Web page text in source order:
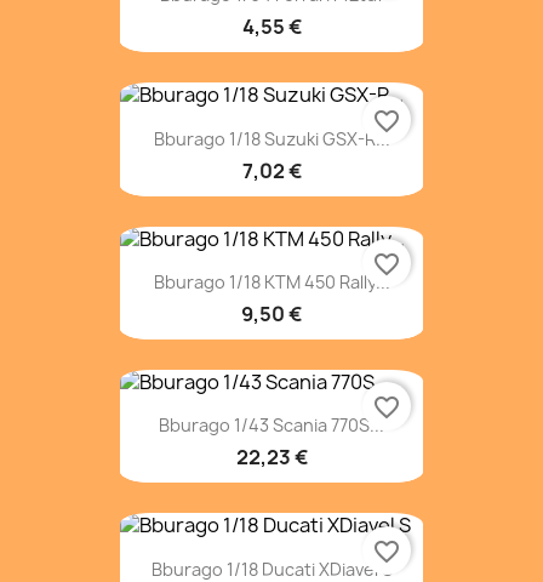
4,55 €
Bburago 1/18 Suzuki GSX-R...
7,02 €
favorite_border
Bburago 1/18 KTM 450 Rally...
9,50 €
favorite_border
Bburago 1/43 Scania 770S...
22,23 €
favorite_border
Bburago 1/18 Ducati XDiavel S
favorite_border